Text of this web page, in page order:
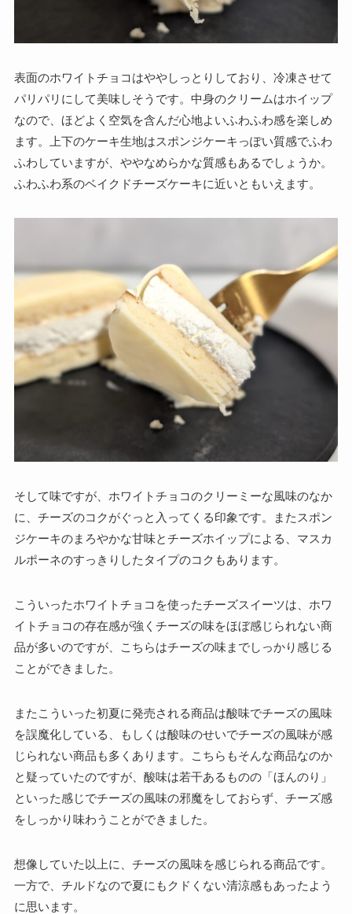
表面のホワイトチョコはややしっとりしており、冷凍させて
パリパリにして美味しそうです。中身のクリームはホイップ
なので、ほどよく空気を含んだ心地よいふわふわ感を楽しめ
ます。上下のケーキ生地はスポンジケーキっぽい質感でふわ
ふわしていますが、ややなめらかな質感もあるでしょうか。
ふわふわ系のベイクドチーズケーキに近いともいえます。
そして味ですが、ホワイトチョコのクリーミーな風味のなか
に、チーズのコクがぐっと入ってくる印象です。またスポン
ジケーキのまろやかな甘味とチーズホイップによる、マスカ
ルポーネのすっきりしたタイプのコクもあります。
こういったホワイトチョコを使ったチーズスイーツは、ホワ
イトチョコの存在感が強くチーズの味をほぼ感じられない商
品が多いのですが、こちらはチーズの味までしっかり感じる
ことができました。
またこういった初夏に発売される商品は酸味でチーズの風味
を誤魔化している、もしくは酸味のせいでチーズの風味が感
じられない商品も多くあります。こちらもそんな商品なのか
と疑っていたのですが、酸味は若干あるものの「ほんのり」
といった感じでチーズの風味の邪魔をしておらず、チーズ感
をしっかり味わうことができました。
想像していた以上に、チーズの風味を感じられる商品です。
一方で、チルドなので夏にもクドくない清涼感もあったよう
に思います。